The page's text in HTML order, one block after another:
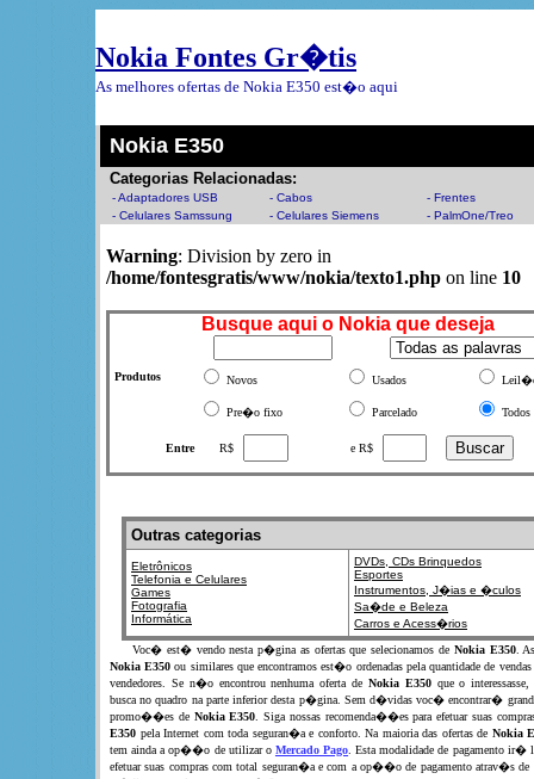
Nokia Fontes Gr�tis
As melhores ofertas de Nokia E350 est�o aqui
Nokia E350
Categorias Relacionadas:
- Adaptadores USB - Cabos
- Frentes
- Celulares Samssung
- Celulares Siemens - PalmOne/Treo
Warning: Division by zero in
/home/fontesgratis/www/nokia/texto1.php on line 10
Busque aqui o Nokia que deseja
Produtos Novos Usados
Pre�o fixo Parcelado Todos
Entre R$ e R$
Outras categorias
Eletrônicos
Telefonia e Celulares
Games
Fotografia
Informática
DVDs, CDs Brinquedos
Esportes
Instrumentos, J�ias e �culos
Sa�de e Beleza
Carros e Acess�rios
Voc� est� vendo nesta p�gina as ofertas que selecionamos de Nokia E350.
Nokia E350 ou similares que encontramos est�o ordenadas pela quantidade de vendas
vendedores. Se n�o encontrou nenhuma oferta de Nokia E350que o
busca no quadro na parte inferior desta p�gina. Sem d�vidas voc� encontrar�
promo��es de Nokia E350 . Siga nossas recomenda��es para efetuar suas
E350 pela Internet com toda seguran�a e conforto. Na maioria das ofertas de Nokia
tem ainda a op��o de utilizar o Mercado Pago . Esta modalidade de pagamento ir�
efetuar suas compras com total seguran�a e com a op��o de pagamento atrav�s de